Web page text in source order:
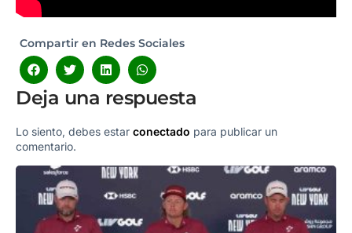
Compartir en Redes Sociales
Deja una respuesta
Lo siento, debes estar conectado para publicar un
comentario.